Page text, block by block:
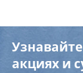
акциях и